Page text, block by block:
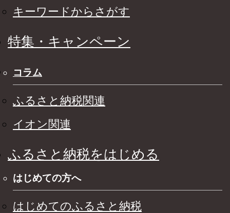
キーワードからさがす
特集・キャンペーン
コラム
ふるさと納税関連
イオン関連
ふるさと納税をはじめる
はじめての方へ
はじめてのふるさと納税